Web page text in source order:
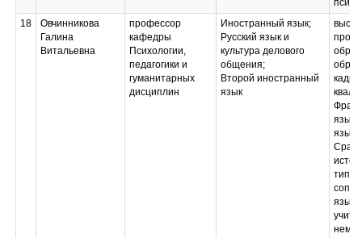
18
Овчинникова
Галина
Витальевна
профессор
кафедры
Психологии,
педагогики и
гуманитарных
дисциплин
Иностранный язык;
Русский язык и
культура делового
общения;
Второй иностранный
язык